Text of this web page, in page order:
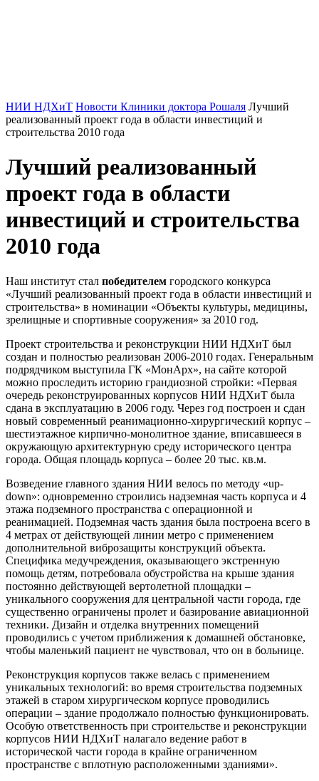
НИИ НДХиТ Новости Клиники доктора Рошаля Лучший
реализованный проект года в области инвестиций и
строительства 2010 года
Лучший реализованный
проект года в области
инвестиций и строительства
2010 года
Наш институт стал победителем городского конкурса
«Лучший реализованный проект года в области инвестиций и
строительства» в номинации «Объекты культуры, медицины,
зрелищные и спортивные сооружения» за 2010 год.
Проект строительства и реконструкции НИИ НДХиТ был
создан и полностью реализован 2006-2010 годах. Генеральным
подрядчиком выступила ГК «МонАрх», на сайте которой
можно проследить историю грандиозной стройки: «Первая
очередь реконструированных корпусов НИИ НДХиТ была
сдана в эксплуатацию в 2006 году. Через год построен и сдан
новый современный реанимационно-хирургический корпус –
шестиэтажное кирпично-монолитное здание, вписавшееся в
окружающую архитектурную среду исторического центра
города. Общая площадь корпуса – более 20 тыс. кв.м.
Возведение главного здания НИИ велось по методу «up-
down»: одновременно строились надземная часть корпуса и 4
этажа подземного пространства с операционной и
реанимацией. Подземная часть здания была построена всего в
4 метрах от действующей линии метро с применением
дополнительной виброзащиты конструкций объекта.
Специфика медучреждения, оказывающего экстренную
помощь детям, потребовала обустройства на крыше здания
постоянно действующей вертолетной площадки –
уникального сооружения для центральной части города, где
существенно ограничены пролет и базирование авиационной
техники. Дизайн и отделка внутренних помещений
проводились с учетом приближения к домашней обстановке,
чтобы маленький пациент не чувствовал, что он в больнице.
Реконструкция корпусов также велась с применением
уникальных технологий: во время строительства подземных
этажей в старом хирургическом корпусе проводились
операции – здание продолжало полностью функционировать.
Особую ответственность при строительстве и реконструкции
корпусов НИИ НДХиТ налагало ведение работ в
исторической части города в крайне ограниченном
пространстве с вплотную расположенными зданиями».